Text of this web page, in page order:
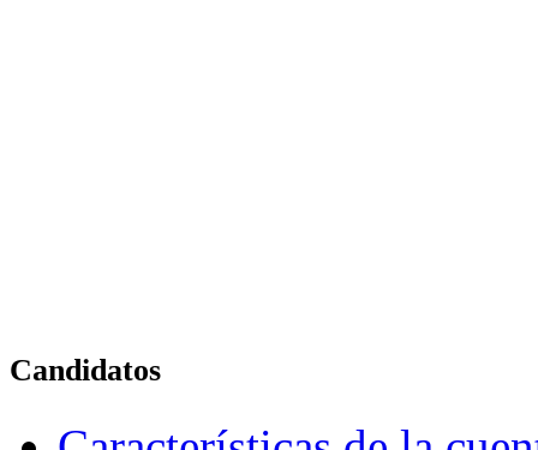
Candidatos